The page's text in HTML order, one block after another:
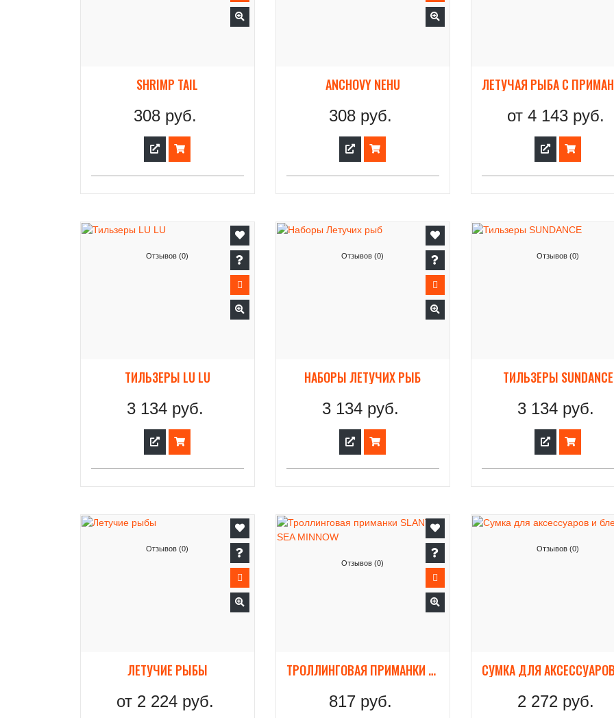
SHRIMP TAIL
308 руб.
ANCHOVY NEHU
308 руб. от 4 143 руб.
Отзывов (0)
ТИЛЬЗЕРЫ LU LU
3 134 руб.
Отзывов (0)
НАБОРЫ ЛЕТУЧИХ РЫБ
3 134 руб.
Отзывов (0)
ТИЛЬЗЕРЫ SUNDANCE
3 134 руб.
Отзывов (0)
ЛЕТУЧИЕ РЫБЫ
от 2 224 руб.
Отзывов (0)
ТРОЛЛИНГОВАЯ ПРИМАНКИ SLANT SEA MINNOW
817 руб.
Отзывов (0)
2 272 руб.